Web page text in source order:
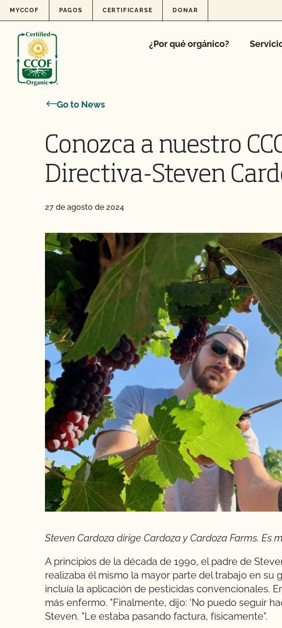
Skip to content
MYCCOF PAGOS CERTIFICARSE DONAR
¿Por qué orgánico?
Go to News
Conozca a nuestro
Directiva-Steven
27 de agosto de 2024
Steven Cardoza dirige Cardoza y Cardoza Farms. Es
A principios de la década de 1990, el padre de
realizaba él mismo la mayor parte del trabajo en su
incluía la aplicación de pesticidas convencionales.
más enfermo. "Finalmente, dijo: 'No puedo seguir
Steven. "Le estaba pasando factura, físicamente".